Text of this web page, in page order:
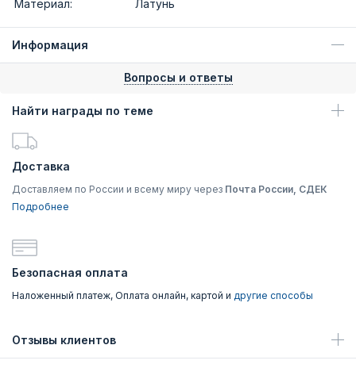
Материал: Латунь
Информация
Вопросы и ответы
Найти награды по теме
Доставка
Доставляем по России и всему миру через Почта России, СДЕК
Подробнее
Безопасная оплата
Наложенный платеж, Оплата онлайн, картой и другие способы
Отзывы клиентов